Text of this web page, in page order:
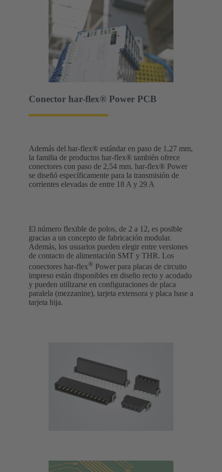
Conector har-flex® Power PCB
Además del har-flex® estándar en paso de 1,27 mm,
la familia de productos har-flex® también ofrece
conectores con paso de 2,54 mm. har-flex® Power
se diseñó específicamente para la transmisión de
corrientes elevadas de entre 18 A y 29 A
El número flexible de polos, de 2 a 12, es posible
gracias a un concepto de fabricación modular.
Además, los usuarios pueden elegir entre versiones
de contacto de alimentación SMT y THR. Los
conectores har-flex® Power para placas de circuito
impreso están disponibles en diseño recto y acodado
y pueden utilizarse en configuraciones de placa
paralela (mezzanine), tarjeta extensora y placa base a
tarjeta hija.